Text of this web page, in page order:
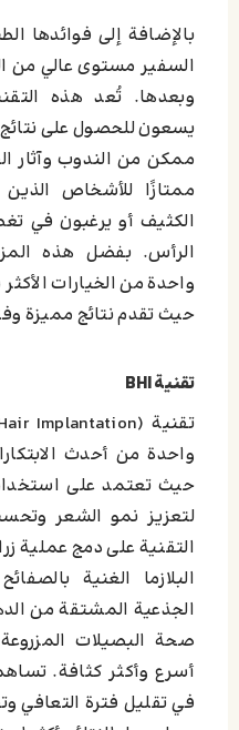
بالإضافة إلى فوائدها
السفير مستوى عالي من
وبعدها. تُعد هذه
يسعون للحصول على
ممكن من الندوب وآثار
ممتازًا للأشخاص
الكثيف أو يرغبون في
الرأس. بفضل هذه
واحدة من الخيارات
حيث تقدم نتائج مميزة
تقنية BHI
واحدة من أحدث
حيث تعتمد على
لتعزيز نمو الشعر
التقنية على دمج عملية
الجذعية المشتقة من
صحة البصيلات
أسرع وأكثر كثافة.
في تقليل فترة التعافي